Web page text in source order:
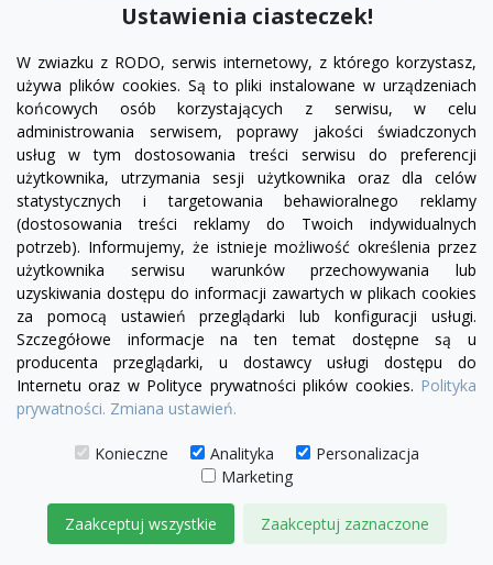
visibility
żółtyzielony
czerwony
czekoladowy
miętowy
błękitnyturkusowy
+23
Narożnik Chesterfield Dorset 250x200cm
7 710,00 zł
DODAJ DO KOSZYKA
Ustawienia ciasteczek!
W zwiazku z RODO, serwis internetowy, z którego korzystasz,
używa plików cookies. Są to pliki instalowane w urządzeniach
końcowych osób korzystających z serwisu, w celu
administrowania serwisem, poprawy jakości świadczonych
usług w tym dostosowania treści serwisu do preferencji
użytkownika, utrzymania sesji użytkownika oraz dla celów
statystycznych i targetowania behawioralnego reklamy
(dostosowania treści reklamy do Twoich indywidualnych
potrzeb). Informujemy, że istnieje możliwość określenia przez
użytkownika serwisu warunków przechowywania lub
uzyskiwania dostępu do informacji zawartych w plikach cookies
za pomocą ustawień przeglądarki lub konfiguracji usługi.
Szczegółowe informacje na ten temat dostępne są u
producenta przeglądarki, u dostawcy usługi dostępu do
Internetu oraz w Polityce prywatności plików cookies. Polityka
prywatności. Zmiana ustawień.
Konieczne Analityka
Personalizacja
Marketing
Zaakceptuj wszystkie Zaakceptuj zaznaczone